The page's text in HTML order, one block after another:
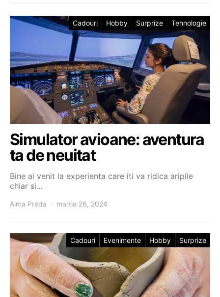
Cadouri Hobby Surprize Tehnologie
Simulator avioane: aventura
ta de neuitat
Bine ai venit la experienta care iti va ridica aripile
chiar si…
Alma Preda martie 26, 2024
Cadouri Evenimente Hobby Surprize